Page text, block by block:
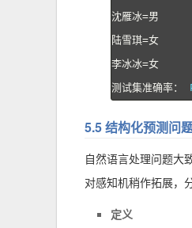
沈雁冰=男
陆雪琪=女
李冰冰=女
测试集准确率：
5.5 结构化预测问
自然语言处理问题大
对感知机稍作拓展，
定义